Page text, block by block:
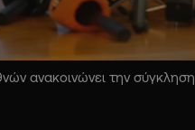
ανακοινώνει την